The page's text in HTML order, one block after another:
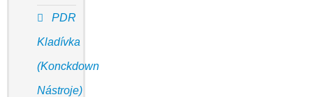
PDR
Kladívka
(Konckdown
Nástroje)